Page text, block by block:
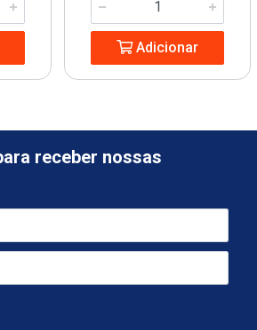
Adicionar
receber nossas